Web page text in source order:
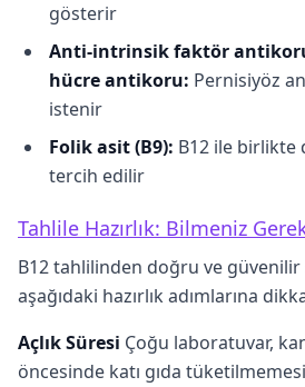
gösterir
Anti-intrinsik faktör
hücre antikoru: Pernisiyöz
istenir
Folik asit (B9): B12 ile birlikte
tercih edilir
Tahlile Hazırlık: Bilmeniz
B12 tahlilinden doğru ve
aşağıdaki hazırlık adımlarına
Açlık Süresi Çoğu laboratuvar,
öncesinde katı gıda